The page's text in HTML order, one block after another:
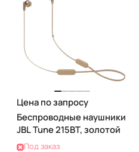
Цена по запросу
Беспроводные наушники
JBL Tune 215BT, золотой
Под заказ